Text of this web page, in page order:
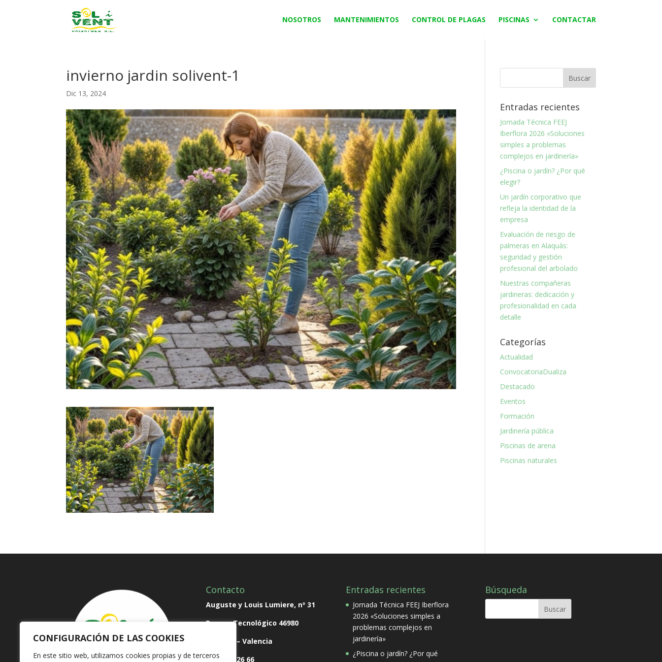
CONFIGURACIÓN DE LAS COOKIES
En este sitio web, utilizamos cookies propias y de terceros
NOSOTROS MANTENIMIENTOS CONTROL DE PLAGAS PISCINAS CONTACTAR
invierno jardin solivent-1
Dic 13, 2024
Entradas recientes
Jornada Técnica FEEJ
Iberflora 2026 «Soluciones
simples a problemas
complejos en jardinería»
¿Piscina o jardín? ¿Por qué
elegir?
Un jardín corporativo que
refleja la identidad de la
empresa
Evaluación de riesgo de
palmeras en Alaquàs:
seguridad y gestión
profesional del arbolado
Nuestras compañeras
jardineras: dedicación y
profesionalidad en cada
detalle
Categorías
Actualidad
ConvocatoriaDualiza
Destacado
Eventos
Formación
Jardinería pública
Piscinas de arena
Piscinas naturales
Contacto
Auguste y Louis Lumiere, nº 31
Parque Tecnológico 46980
Paterna – Valencia
T 96 138 26 66
Entradas recientes
Jornada Técnica FEEJ Iberflora
2026 «Soluciones simples a
problemas complejos en
jardinería»
¿Piscina o jardín? ¿Por qué
Búsqueda